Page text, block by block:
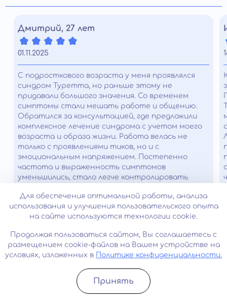
Дмитрий, 27 лет
01.11.2025
С подросткового возраста у меня проявлялся
синдром Туретта, но раньше этому не
придавали большого значения. Со временем
симптомы стали мешать работе и общению.
Обратился за консультацией, где предложили
комплексное лечение синдрома с учетом моего
возраста и образа жизни. Работа велась не
только с проявлениями тиков, но и с
эмоциональным напряжением. Постепенно
частота и выраженность симптомов
уменьшились, стало легче контролировать
Часто задаваемые вопросы
К каким осложнениям может
привести отсутствие лечения?
Отсутствие лечения синдрома Жиля де ла Туретта
Можно ли вылечить синдром
Записатьcя
Для обеспечения оптимальной работы, анализа
использования и улучшения пользовательского опыта
на сайте используются технологии cookie.
Продолжая пользоваться сайтом, Вы соглашаетесь с
размещением cookie-файлов на Вашем устройстве на
условиях, изложенных в
Политике конфиденциальности.
Принять